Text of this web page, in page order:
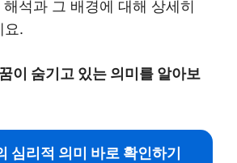
해석과 그 배경에 대해 상세히
요.
이 숨기고 있는 의미를 알아보
심리적 의미 바로 확인하기